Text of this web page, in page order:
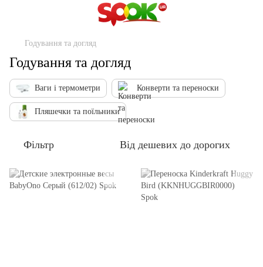
Годування та догляд
Годування та догляд
Ваги і термометри Конверти та переноски
Пляшечки та поїльники
Фільтр Від дешевих до дорогих